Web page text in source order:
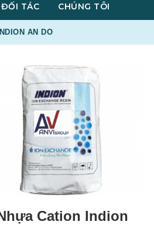
ĐỐI TÁC CHÚNG TÔI
AN DO
Cation Indion